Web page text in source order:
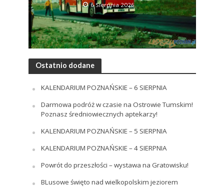
6 Sierpnia 2026
Ostatnio dodane
KALENDARIUM POZNAŃSKIE – 6 SIERPNIA
Darmowa podróż w czasie na Ostrowie Tumskim!
Poznasz średniowiecznych aptekarzy!
KALENDARIUM POZNAŃSKIE – 5 SIERPNIA
KALENDARIUM POZNAŃSKIE – 4 SIERPNIA
Powrót do przeszłości – wystawa na Gratowisku!
BLusowe święto nad wielkopolskim jeziorem